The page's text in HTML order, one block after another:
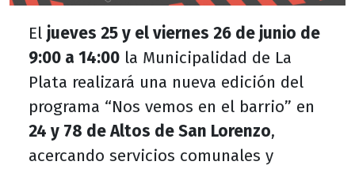
El jueves 25 y el viernes 26 de junio de
9:00 a 14:00 la Municipalidad de La
Plata realizará una nueva edición del
programa “Nos vemos en el barrio” en
24 y 78 de Altos de San Lorenzo,
acercando servicios comunales y